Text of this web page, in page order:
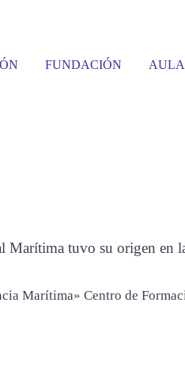
FUNDACIÓN
Marítima tuvo su origen en